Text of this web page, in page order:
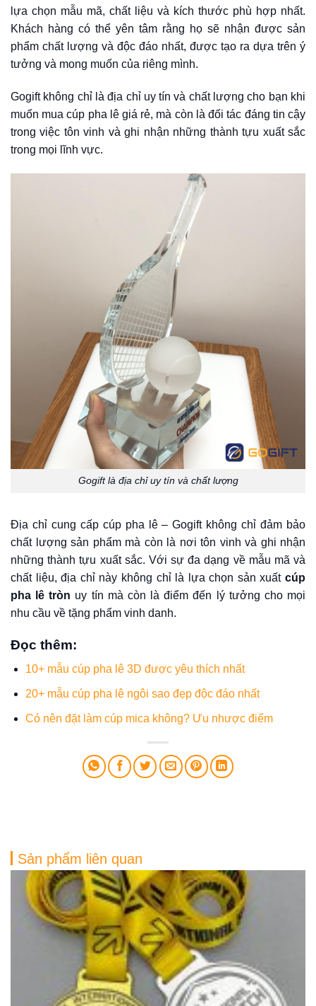
lựa chọn mẫu mã, chất liệu và kích thước phù hợp nhất.
Khách hàng có thể yên tâm rằng họ sẽ nhận được sản
phẩm chất lượng và độc đáo nhất, được tạo ra dựa trên ý
tưởng và mong muốn của riêng mình.
Gogift không chỉ là địa chỉ uy tín và chất lượng cho bạn khi
muốn mua cúp pha lê giá rẻ, mà còn là đối tác đáng tin cậy
trong việc tôn vinh và ghi nhận những thành tựu xuất sắc
trong mọi lĩnh vực.
Gogift là địa chỉ uy tín và chất lượng
Địa chỉ cung cấp cúp pha lê – Gogift không chỉ đảm bảo
chất lượng sản phẩm mà còn là nơi tôn vinh và ghi nhận
những thành tựu xuất sắc. Với sự đa dạng về mẫu mã và
chất liệu, địa chỉ này không chỉ là lựa chọn sản xuất cúp
pha lê tròn uy tín mà còn là điểm đến lý tưởng cho mọi
nhu cầu về tặng phẩm vinh danh.
Đọc thêm:
10+ mẫu cúp pha lê 3D được yêu thích nhất
20+ mẫu cúp pha lê ngôi sao đẹp độc đáo nhất
Có nên đặt làm cúp mica không? Ưu nhược điểm
Sản phẩm liên quan